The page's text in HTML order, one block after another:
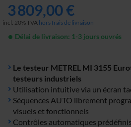
the
images
gallery
3 809,00 €
incl. 20% TVA hors frais de livraison
Délai de livraison: 1-3 jours ouvrés
Le testeur METREL MI 3155
testeurs industriels
Utilisation intuitive via un écran
Séquences AUTO librement
visuels et fonctionnels
Contrôles automatiques prédéfinis